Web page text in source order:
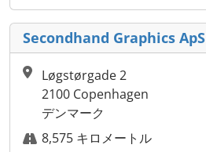
Secondhand Graphics ApS
Løgstørgade 2
2100 Copenhagen
デンマーク
8,575 キロメートル